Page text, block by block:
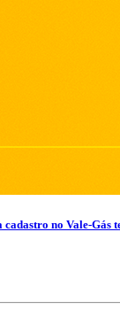
no Vale-Gás